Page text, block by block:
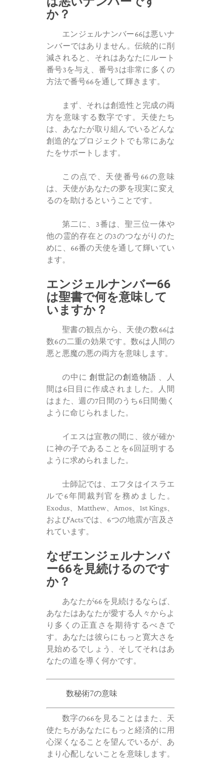
か？
エンジェルナンバー66は悪いナ
ンバーではありません。伝統的に削
減されると、それはあなたにルート
番号3を与え、番号3は非常に多くの
方法で番号66を通して輝きます。
まず、それは創造性と完成の両
方を意味する数字です。天使たち
は、あなたが取り組んでいるどんな
創造的なプロジェクトでも常にあな
たをサポートします。
この点で、天使番号66の意味
は、天使があなたの夢を現実に変え
るのを助けるということです。
第二に、3番は、聖三位一体や
他の霊的存在との3のつながりのた
めに、66番の天使を通して輝いてい
ます。
エンジェルナンバー66
は聖書で何を意味して
いますか？
聖書の観点から、天使の数66は
数6の二重の効果です。数6は人間の
悪と悪魔の悪の両方を意味します。
の中に 創世記の創造物語 、人
間は6日目に作成されました。人間
はまた、週の7日間のうち6日間働く
ように命じられました。
イエスは宣教の間に、彼が確か
に神の子であることを6回証明する
ように求められました。
士師記では、エフタはイスラエ
ルで6年間裁判官を務めました。
Exodus、Matthew、Amos、1st Kings、
およびActsでは、6つの地震が言及さ
れています。
なぜエンジェルナンバ
ー66を見続けるのです
か？
あなたが66を見続けるならば、
あなたはあなたが愛する人々からよ
り多くの正直さを期待するべきで
す。あなたは彼らにもっと寛大さを
見始めるでしょう、そしてそれはあ
なたの道を導く何かです。
数秘術7の意味
数字の66を見ることはまた、天
使たちがあなたにもっと経済的に用
心深くなることを望んでいるが、あ
まり心配しないことを意味します。